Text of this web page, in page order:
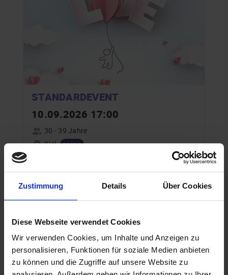
Zustimmung Details Über Cookies
Diese Webseite verwendet Cookies
Wir verwenden Cookies, um Inhalte und Anzeigen zu
personalisieren, Funktionen für soziale Medien anbieten
zu können und die Zugriffe auf unsere Website zu
STANDARDEVENT
10.09.2026 17:00
30 - 39 Jahre
Kiel
online
Special Events in Kiel für
schwule Singles ab 30 Jahren